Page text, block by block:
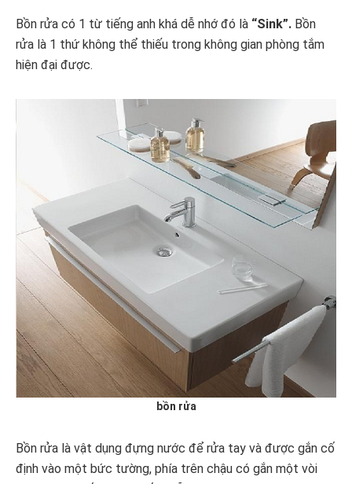
Bồn rửa có 1 từ tiếng anh khá dễ nhớ đó là “Sink”. Bồn
rửa là 1 thứ không thể thiếu trong không gian phòng tắm
hiện đại được.
bồn rửa
Bồn rửa là vật dụng đựng nước để rửa tay và được gắn cố
định vào một bức tường, phía trên chậu có gắn một vòi